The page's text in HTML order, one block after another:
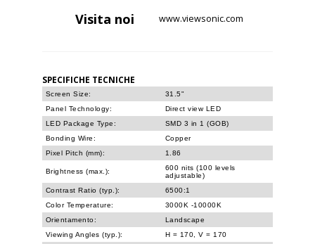
Visita noi www.viewsonic.com
SPECIFICHE TECNICHE
Screen Size:
31.5"
Panel Technology:
Direct view LED
LED Package Type:
SMD 3 in 1 (GOB)
Bonding Wire:
Copper
Pixel Pitch (mm):
1.86
Brightness (max.):
600 nits (100 levels
adjustable)
Contrast Ratio (typ.):
6500:1
Color Temperature:
3000K -10000K
Orientamento:
Landscape
Viewing Angles (typ.):
H = 170, V = 170